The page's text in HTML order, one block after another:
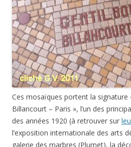
des années 1920 (à retrouver sur
l’exposition internationale des arts
galerie des marbres (Plumet), la
été confiée sur onze travées à la
réalisé les mosaïques de lagarede
travées à la Maison Gentil et
plus haut pour d’autres
auteurs des carreaux de céramique
guichets sur la photographie